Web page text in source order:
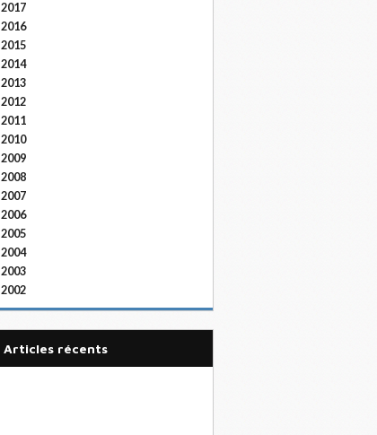
2017
2016
2015
2014
2013
2012
2011
2010
2009
2008
2007
2006
2005
2004
2003
2002
articles récents